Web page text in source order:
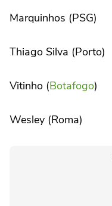
Marquinhos (PSG)
Thiago Silva (Porto)
Vitinho (Botafogo)
Wesley (Roma)